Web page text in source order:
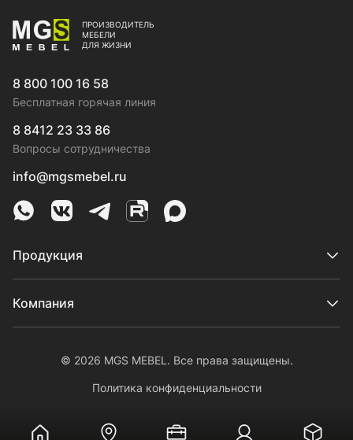
ПРОИЗВОДИТЕЛЬ
МЕБЕЛИ
ДЛЯ ЖИЗНИ
8 800 100 16 58
Бесплатная горячая линия
8 8412 23 33 86
Вопросы сотрудничества
info@mgsmebel.ru
MGS Mebel в Whatsapp
MGS Mebel в VK
MGS Mebel в Telegram
MGS Mebel на Rutube
MGS Mebel на MAX
Продукция
Компания
© 2026 MGS MEBEL. Все права защищены.
Политика конфиденциальности